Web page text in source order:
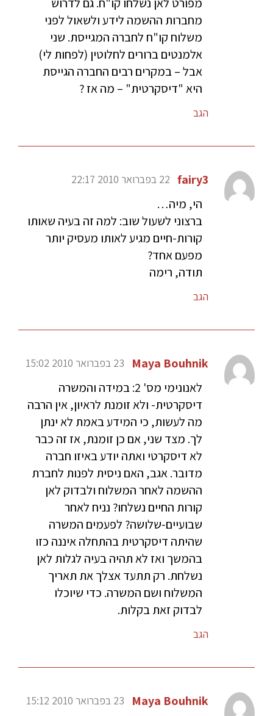
מחברות ההשמה לידע ולשאול לפני
משלוח קו"ח לחברה המגייסת. שני
אלמנטים ברורים לחלוטין (לפחות לי)
אבל – במקרים רבים החברה הגייסת
היא "דיסקרטית" – מה אז ?
הגב
fairy3 22 בפברואר 2010 22:17
הי, מיה…
ברצוני לשעול שוב: למה זה בעיה שאותו
קורות-חיים מגיע לאותו מעסיק יותר
מפעם אחד?
תודה, רימה
הגב
Maya Bouhnik 23 בפברואר 2010 15:02
לאנונימי מס' 2: במידה והמשרה
דיסקרטית- ולא זומנת לראיון, אין הרבה
מה לעשות, כי המידע באמת לא ינתן
לך. מצד שני, אם כן זומנת, אז זה כבר
לא דיסקרטי ואתה יודע באיזו חברה
מדובר. אגב, האם ניסית לפנות לחברת
ההשמה לאחר המשלוח ולבדוק לאן
קורות החיים נשלחו? נניח לאחר
שבועיים-שלושה? לפעמים המשרה
שהיתה דיסקרטית בהתחלה איננה כזו
בהמשך ואז לא תהיה בעיה לגלות לאן
נשלחת. רק תתעד אצלך את תאריך
המשלוח ושם המשרה. כדי שיוכלו
לבדוק זאת בקלות.
הגב
Maya Bouhnik 23 בפברואר 2010 15:12